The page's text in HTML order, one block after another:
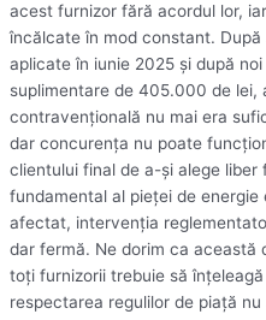
acest furnizor fără acordul lor,
încălcate în mod constant.
aplicate în iunie 2025 şi după
suplimentare de 405.000 de
contravenţională nu mai era
dar concurenţa nu poate
clientului final de a-şi alege liber
fundamental al pieţei de
afectat, intervenţia
dar fermă. Ne dorim ca această
toţi furnizorii trebuie să
respectarea regulilor de piaţă